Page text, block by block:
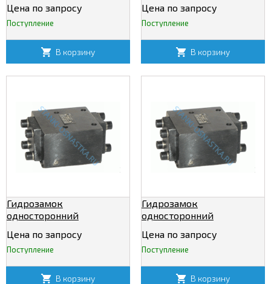
Цена по запросу
Поступление
В корзину
Цена по запросу
Поступление
В корзину
Гидрозамок
односторонний
Цена по запросу
Поступление
В корзину
Гидрозамок
односторонний
Цена по запросу
Поступление
В корзину